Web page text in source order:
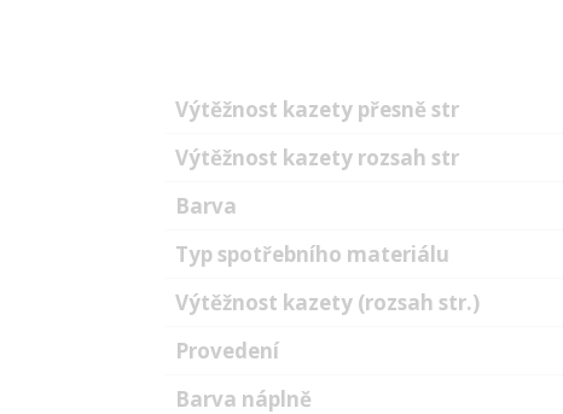
Výtěžnost kazety přesně str
Výtěžnost kazety rozsah str
Barva
Typ spotřebního materiálu
Výtěžnost kazety (rozsah str.)
Provedení
Barva náplně